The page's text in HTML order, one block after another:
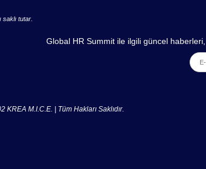
tutar.
Global HR Summit ile ilgili güncel
KREA M.I.C.E. | Tüm Hakları Saklıdır.